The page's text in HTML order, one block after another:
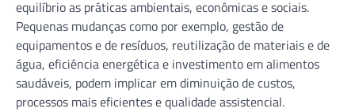
equilíbrio as práticas ambientais, econômicas e sociais.
Pequenas mudanças como por exemplo, gestão de
equipamentos e de resíduos, reutilização de materiais e de
água, eficiência energética e investimento em alimentos
saudáveis, podem implicar em diminuição de custos,
processos mais eficientes e qualidade assistencial.